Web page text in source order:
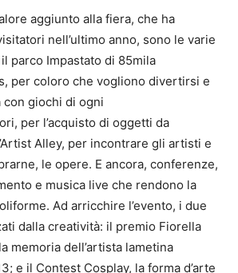
aggiunto alla fiera, che ha
nell’ultimo anno, sono le varie
parco Impastato di 85mila
per coloro che vogliono divertirsi e
giochi di ogni
per l’acquisto di oggetti da
Alley, per incontrare gli artisti e
le opere. E ancora, conferenze,
e musica live che rendono la
Ad arricchire l’evento, i due
dalla creatività: il premio Fiorella
memoria dell’artista lametina
e il Contest Cosplay, la forma d’arte